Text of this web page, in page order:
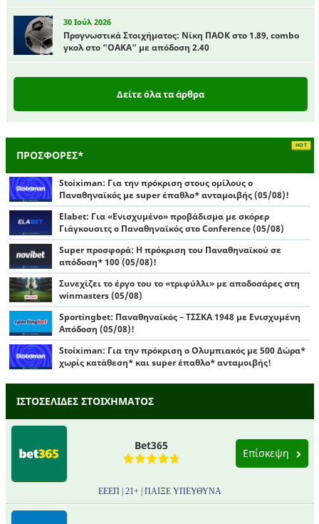
30 Ιούλ 2026
Προγνωστικά Στοιχήματος: Νίκη ΠΑΟΚ στο 1.89, combo
γκολ στο “ΟΑΚΑ” με απόδοση 2.40
Δείτε όλα τα άρθρα
ΠΡΟΣΦΟΡΕΣ*
Stoiximan: Για την πρόκριση στους ομίλους ο
Παναθηναϊκός με super έπαθλο* ανταμοιβής (05/08)!
Elabet: Για «Ενισχυμένο» προβάδισμα με σκόρερ
Γιάγκουσιτς ο Παναθηναϊκός στο Conference (05/08)
Super προσφορά: Η πρόκριση του Παναθηναϊκού σε
απόδοση* 100 (05/08)!
Συνεχίζει το έργο του το «τριφύλλι» με αποδοσάρες στη
winmasters (05/08)
Sportingbet: Παναθηναϊκός – ΤΣΣΚΑ 1948 με Ενισχυμένη
Απόδοση (05/08)!
Stoiximan: Για την πρόκριση ο Ολυμπιακός με 500 Δώρα*
χωρίς κατάθεση* και super έπαθλο* ανταμοιβής!
ΙΣΤΟΣΕΛΙΔΕΣ ΣΤΟΙΧΗΜΑΤΟΣ
Bet365
Επίσκεψη
ΕΕΕΠ | 21+ | ΠΑΙΞΕ ΥΠΕΥΘΥΝΑ